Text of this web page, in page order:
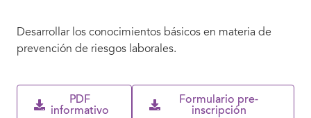
Desarrollar los conocimientos básicos en materia de
prevención de riesgos laborales.
PDF
informativo
Formulario pre-
inscripción